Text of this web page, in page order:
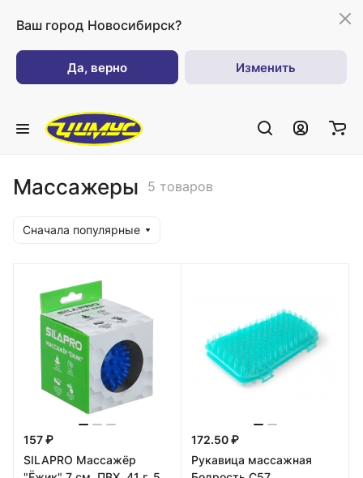
Ваш город Новосибирск?
Да, верно Изменить
Массажеры 5 товаров
Сначала популярные
157 ₽
SILAPRO Массажёр
172.50 ₽
Рукавица массажная